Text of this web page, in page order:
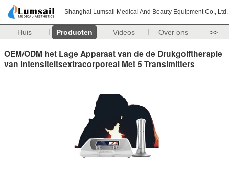
Shanghai Lumsail Medical And Beauty Equipment Co., Ltd.
Huis Producten Videos Over ons >>
OEM/ODM het Lage Apparaat van de de Drukgolftherapie
van Intensiteitsextracorporeal Met 5 Transimitters